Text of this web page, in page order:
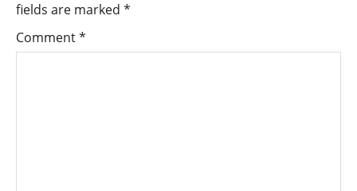
fields are marked *
Comment*